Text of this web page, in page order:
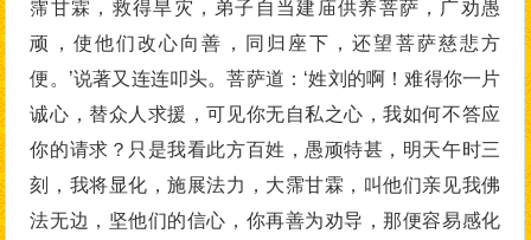
霈甘霖，救得旱灾，弟子自当建庙供养菩萨，广劝愚
顽，使他们改心向善，同归座下，还望菩萨慈悲方
便。’说著又连连叩头。菩萨道：‘姓刘的啊！难得你一片
诚心，替众人求援，可见你无自私之心，我如何不答应
你的请求？只是我看此方百姓，愚顽特甚，明天午时三
刻，我将显化，施展法力，大霈甘霖，叫他们亲见我佛
法无边，坚他们的信心，你再善为劝导，那便容易感化